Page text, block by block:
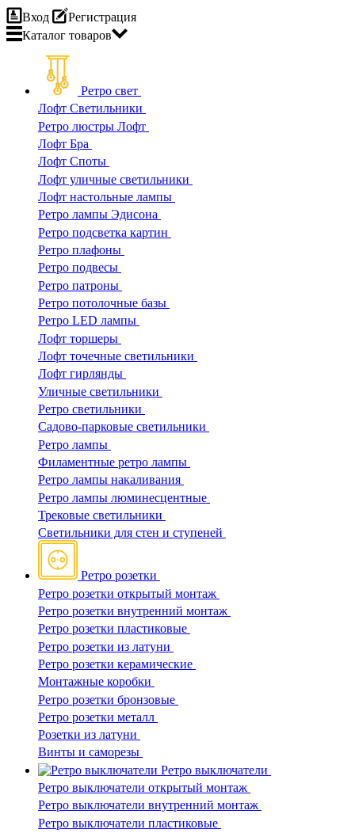
Вход
Регистрация
Каталог товаров
Ретро свет
Лофт Светильники
Ретро люстры Лофт
Лофт Бра
Лофт Споты
Лофт уличные светильники
Лофт настольные лампы
Ретро лампы Эдисона
Ретро подсветка картин
Ретро плафоны
Ретро подвесы
Ретро патроны
Ретро потолочные базы
Ретро LED лампы
Лофт торшеры
Лофт точечные светильники
Лофт гирлянды
Уличные светильники
Ретро светильники
Садово-парковые светильники
Ретро лампы
Филаментные ретро лампы
Ретро лампы накаливания
Ретро лампы люминесцентные
Трековые светильники
Светильники для стен и ступеней
Ретро розетки
Ретро розетки открытый монтаж
Ретро розетки внутренний монтаж
Ретро розетки пластиковые
Ретро розетки из латуни
Ретро розетки керамические
Монтажные коробки
Ретро розетки бронзовые
Ретро розетки металл
Розетки из латуни
Винты и саморезы
Ретро выключатели
Ретро выключатели открытый монтаж
Ретро выключатели внутренний монтаж
Ретро выключатели пластиковые